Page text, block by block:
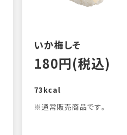
いか梅しそ
180円(税込)
73kcal
※通常販売商品です。